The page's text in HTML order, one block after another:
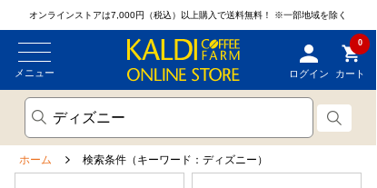
オンラインストアは7,000円（税込）以上購入で送料無料！ ※一部地域を除く
メニュー ログイン
0
カート
ホーム 検索条件（キーワード：ディズニー）